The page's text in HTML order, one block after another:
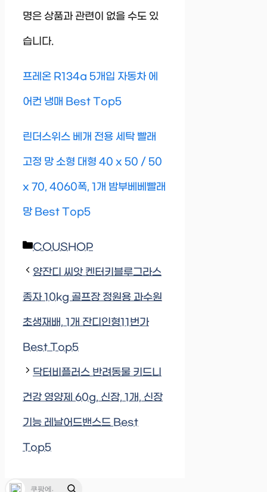
명은 상품과 관련이 없을 수도 있
습니다.
프레온 R134a 5개입 자동차 에
어컨 냉매 Best Top5
린더스위스 베개 전용 세탁 빨래
고정 망 소형 대형 40 x 50 / 50
x 70, 4060폭, 1개 밤부베베빨래
망 Best Top5
Categories
COUSHOP
양잔디 씨앗 켄터키블루그라스
종자 10kg 골프장 정원용 과수원
초생재배, 1개 잔디인형11번가
Best Top5
닥터비플러스 반려동물 키드니
건강 영양제 60g, 신장, 1개, 신장
기능 레날어드밴스드 Best
Top5